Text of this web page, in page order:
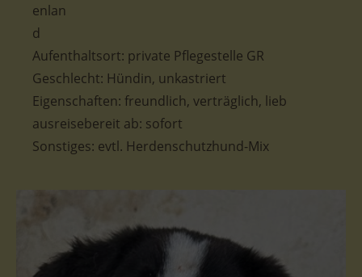
Aufenthaltsort: private Pflegestelle GR
Geschlecht: Hündin, unkastriert
Eigenschaften: freundlich, verträglich, lieb
ausreisebereit ab: sofort
Sonstiges: evtl. Herdenschutzhund-Mix